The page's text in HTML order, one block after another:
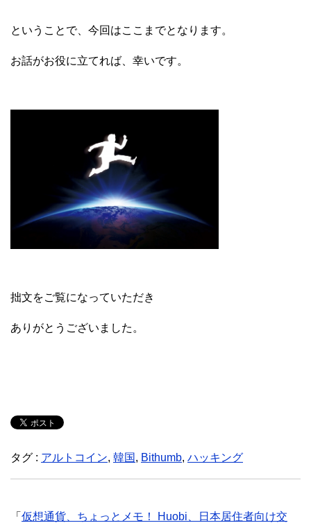
ということで、今回はここまでとなります。
お話がお役に立てれば、幸いです。
拙文をご覧になっていただき
ありがとうございました。
タグ : アルトコイン, 韓国, Bithumb, ハッキング
「 仮想通貨、ちょっとメモ！ Huobi、日本居住者向け交